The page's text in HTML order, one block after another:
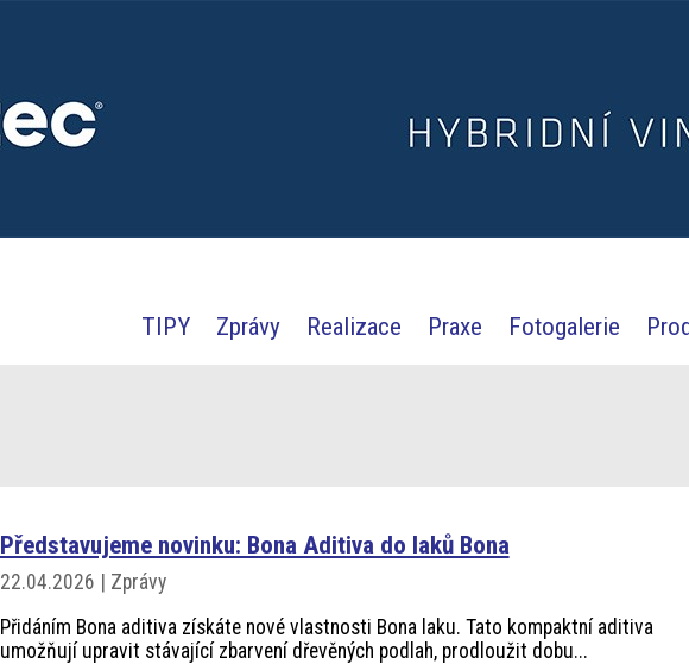
TIPY Zprávy Realizace Praxe Fotogalerie
Představujeme novinku: Bona Aditiva do laků Bona
22.04.2026 | Zprávy
Přidáním Bona aditiva získáte nové vlastnosti Bona laku. Tato kompaktní aditiva
umožňují upravit stávající zbarvení dřevěných podlah, prodloužit dobu...